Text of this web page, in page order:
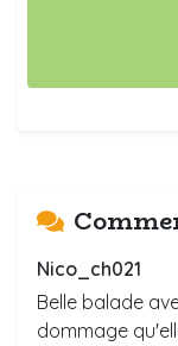
Nico_ch021
Belle balade
dommage